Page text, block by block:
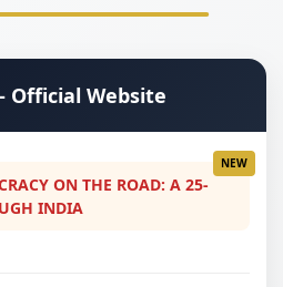
Official Website
ON THE ROAD: A 25-
INDIA